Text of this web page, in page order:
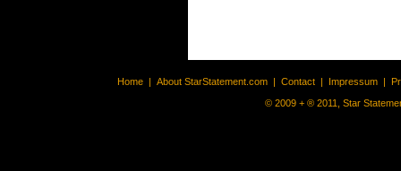
Home | About StarStatement.com | Contact | Impressum |
© 2009 + ® 2011, Star